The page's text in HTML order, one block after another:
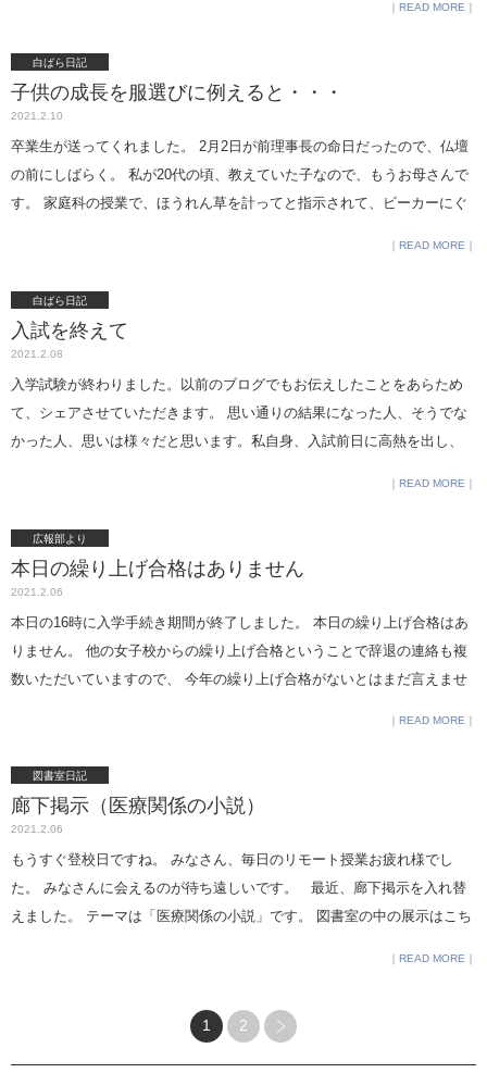
作品で、著者の小川糸さんは食べ物を食べる時の描写を、頭の中で味を
も、おかわりしたくなること間違いなしです。ぜひ読んでみてくださ
READ MORE
白ばら日記
子供の成長を服選びに例えると・・・
2021.2.10
卒業生が送ってくれました。 2月2日が前理事長の命日だったので、仏壇
の前にしばらく。 私が20代の頃、教えていた子なので、もうお母さんで
す。 家庭科の授業で、ほうれん草を計ってと指示されて、ビーカーにぐ
気づきました。お母さんとお嬢さんのコートの色やデザインが似ている
友達が選び、自分で選ぶようになる。 「友達が選ぶ」と言うのは、 周囲
く変わる節目に、迷うことも多い日々ですが、生徒の将来だけを見つめ
ロナ禍の子供の教育と心の健康」というテーマでクラブハウスアプリで
のディスカッションに参加します。
READ MORE
白ばら日記
入試を終えて
2021.2.08
入学試験が終わりました。以前のブログでもお伝えしたことをあらため
て、シェアさせていただきます。 思い通りの結果になった人、そうでな
かった人、思いは様々だと思います。私自身、入試前日に高熱を出し、
ても、受験生を送り出す身としても複雑な気持ちです。 しかし、30年近
学校が、その子とって一番いい学校」ということです。 結果が思い通り
ていたこと、その一つ一つの点が、後で振り返ると繋がって意味のある
すべて愛情からのことと肯定する 中学受験は親主導の場合が多いと思い
ます。ああすればよかったと後から思うこともあるかもしれません。し
かし、自分のことで親が悩んでいるのは子どもにとってかえってつらい
ことです。 中学生になれば、だんだんと自分のことは自分で決めて自立
するようになっていきます。親が自分の問題と子どもの問題を分けて考
えられるようになることが子どもの成長に繋がります。 すべての行動の
奥には価値観があります。親が子供への愛情からしたことは、いつかき
て頑張ったその過程にこそ意味があるはずです。得た物を数えてみま
す。 進学した学校に前向きな気持ちで通う子は必ず伸びます。 この学校
でよかったと思えるような学校生活をおくれるよう、ご家族みんなで応
READ MORE
広報部より
本日の繰り上げ合格はありません
2021.2.06
本日の16時に入学手続き期間が終了しました。 本日の繰り上げ合格はあ
りません。 他の女子校からの繰り上げ合格ということで辞退の連絡も複
数いただいていますので、 今年の繰り上げ合格がないとはまだ言えませ
については，こちらにあります。 ＊＊＊ ＜次年度に向けて2021年度入試
ただきました。サーマルカメラや体温計での確認もさせてもらいまし
い飲み物の売り切れが多かったです。持参されるとよいと思います。 ・1
食べられるようにしました。 ・2月1日の朝は京葉線が止まって、間に合
わないという方が複数いらっしゃいました。 今どこにいるなどの電話連
READ MORE
図書室日記
廊下掲示（医療関係の小説）
2021.2.06
もうすぐ登校日ですね。 みなさん、毎日のリモート授業お疲れ様でし
た。 みなさんに会えるのが待ち遠しいです。 最近、廊下掲示を入れ替
えました。 テーマは「医療関係の小説」です。 図書室の中の展示はこち
スの感染拡大が収束しますように。 図書室 名小路
READ MORE
1 2